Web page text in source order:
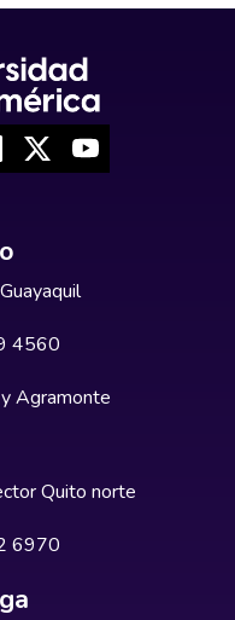
4560
Agramonte
Quito norte
6970